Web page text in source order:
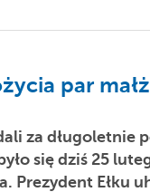
par
za długoletnie
się dziś 25
Prezydent Ełku